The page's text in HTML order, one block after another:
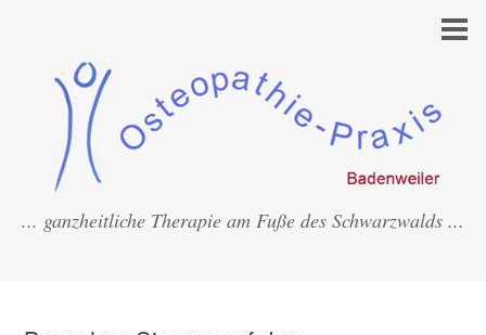
... ganzheitliche Therapie am Fuße des Schwarzwalds ...